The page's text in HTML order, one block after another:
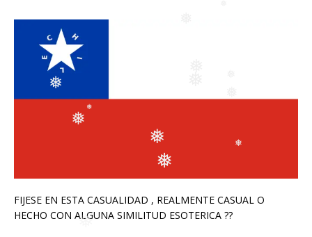
❅
❅
❅
FIJESE EN ESTA CASUALIDAD , REALMENTE CASUAL O
HECHO CON ALGUNA SIMILITUD ESOTERICA ??